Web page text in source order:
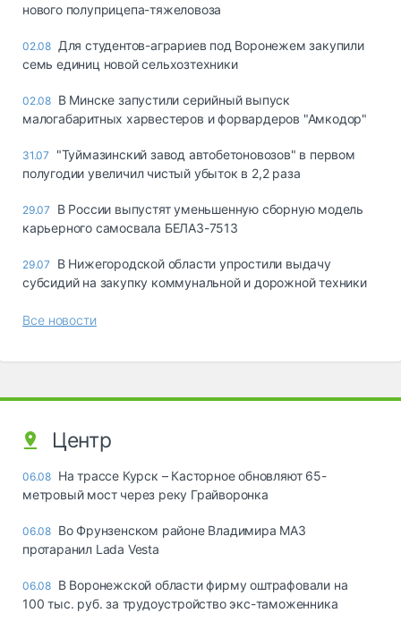
нового полуприцепа-тяжеловоза
02.08 Для студентов-аграриев под Воронежем закупили
семь единиц новой сельхозтехники
02.08 В Минске запустили серийный выпуск
малогабаритных харвестеров и форвардеров "Амкодор"
31.07
"Туймазинский завод автобетоновозов" в первом
полугодии увеличил чистый убыток в 2,2 раза
29.07
В России выпустят уменьшенную сборную модель
карьерного самосвала БЕЛАЗ-7513
29.07
В Нижегородской области упростили выдачу
субсидий на закупку коммунальной и дорожной техники
Все новости
Центр
06.08 На трассе Курск – Касторное обновляют 65-
метровый мост через реку Грайворонка
06.08 Во Фрунзенском районе Владимира МАЗ
протаранил Lada Vesta
06.08 В Воронежской области фирму оштрафовали на
100 тыс. руб. за трудоустройство экс-таможенника